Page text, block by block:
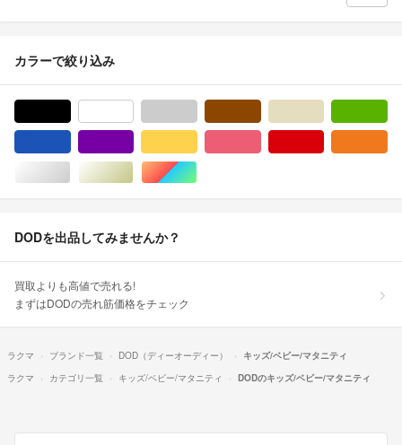
カラーで絞り込み
シルバー/銀色系ゴールド/金色系マルチカラー
DODを出品してみませんか？
買取よりも高値で売れる!
まずはDODの売れ筋価格をチェック
ラクマ ブランド一覧 DOD（ディーオーディー）
キッズ/ベビー/マタニティ
ラクマ
カテゴリ一覧 キッズ/ベビー/マタニティ DODのキッズ/ベビー/マタニティ